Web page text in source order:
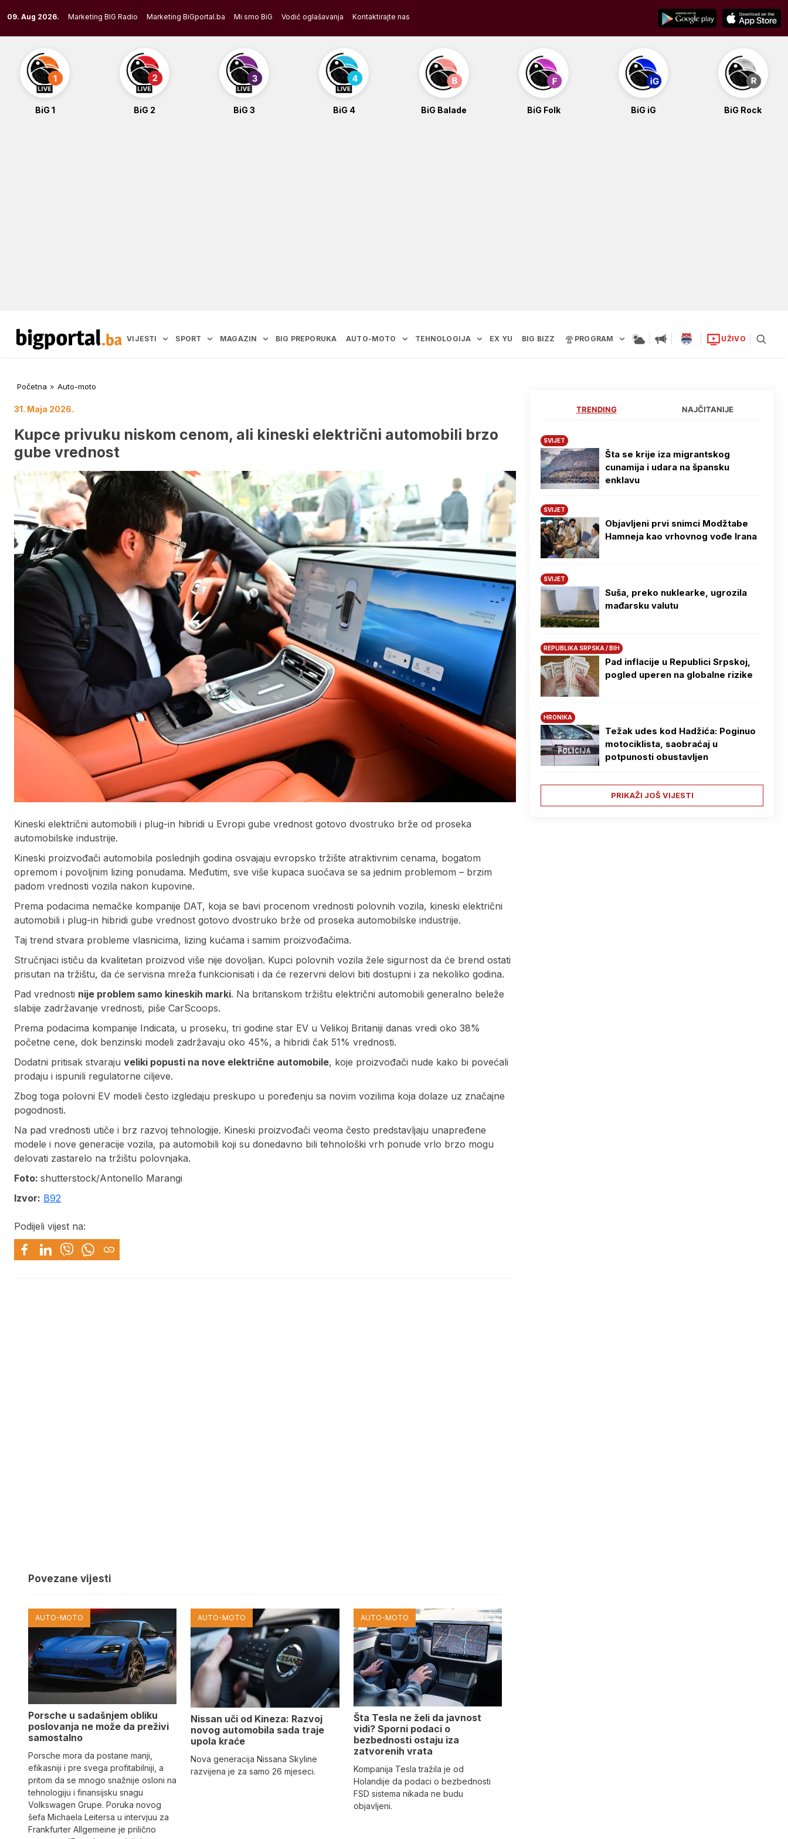
to
content
09. Aug 2026. Marketing BIG Radio Marketing BiGportal.ba Mi smo BiG Vodič oglašavanja Kontaktirajte nas
BiG 1 BiG 2 BiG 3 BiG 4 BiG Balade BiG Folk BiG iG BiG Rock
VIJESTI SPORT MAGAZIN BIG PREPORUKA AUTO-MOTO TEHNOLOGIJA EX YU BIG BIZZ PROGRAM UŽIVO
Početna » Auto-moto
31. Maja 2026.
Kupce privuku niskom cenom, ali kineski električni automobili brzo
gube vrednost
Kineski električni automobili i plug-in hibridi u Evropi gube vrednost gotovo dvostruko brže od proseka
automobilske industrije.
Kineski proizvođači automobila poslednjih godina osvajaju evropsko tržište atraktivnim cenama, bogatom
opremom i povoljnim lizing ponudama. Međutim, sve više kupaca suočava se sa jednim problemom – brzim
padom vrednosti vozila nakon kupovine.
Prema podacima nemačke kompanije DAT, koja se bavi procenom vrednosti polovnih vozila, kineski električni
automobili i plug-in hibridi gube vrednost gotovo dvostruko brže od proseka automobilske industrije.
Taj trend stvara probleme vlasnicima, lizing kućama i samim proizvođačima.
Stručnjaci ističu da kvalitetan proizvod više nije dovoljan. Kupci polovnih vozila žele sigurnost da će brend ostati
prisutan na tržištu, da će servisna mreža funkcionisati i da će rezervni delovi biti dostupni i za nekoliko godina.
Pad vrednosti nije problem samo kineskih marki. Na britanskom tržištu električni automobili generalno beleže
slabije zadržavanje vrednosti, piše CarScoops.
Prema podacima kompanije Indicata, u proseku, tri godine star EV u Velikoj Britaniji danas vredi oko 38%
početne cene, dok benzinski modeli zadržavaju oko 45%, a hibridi čak 51% vrednosti.
Dodatni pritisak stvaraju veliki popusti na nove električne automobile, koje proizvođači nude kako bi povećali
prodaju i ispunili regulatorne ciljeve.
Zbog toga polovni EV modeli često izgledaju preskupo u poređenju sa novim vozilima koja dolaze uz značajne
pogodnosti.
Na pad vrednosti utiče i brz razvoj tehnologije. Kineski proizvođači veoma često predstavljaju unapređene
modele i nove generacije vozila, pa automobili koji su donedavno bili tehnološki vrh ponude vrlo brzo mogu
delovati zastarelo na tržištu polovnjaka.
Foto: shutterstock/Antonello Marangi
Izvor: B92
Podijeli vijest na:
Povezane vijesti
AUTO-MOTO
Porsche u sadašnjem obliku
poslovanja ne može da preživi
samostalno
Porsche mora da postane manji,
efikasniji i pre svega profitabilniji, a
pritom da se mnogo snažnije osloni na
tehnologiju i finansijsku snagu
Volkswagen Grupe. Poruka novog
šefa Michaela Leitersa u intervjuu za
Frankfurter Allgemeine je prilično
AUTO-MOTO
Nissan uči od Kineza: Razvoj
novog automobila sada traje
upola kraće
Nova generacija Nissana Skyline
razvijena je za samo 26 mjeseci.
AUTO-MOTO
Šta Tesla ne želi da javnost
vidi? Sporni podaci o
bezbednosti ostaju iza
zatvorenih vrata
Kompanija Tesla tražila je od
Holandije da podaci o bezbednosti
FSD sistema nikada ne budu
objavljeni.
TRENDING NAJČITANIJE
SVIJET
Šta se krije iza migrantskog
cunamija i udara na špansku
enklavu
SVIJET
Objavljeni prvi snimci Modžtabe
Hamneja kao vrhovnog vođe Irana
SVIJET
Suša, preko nuklearke, ugrozila
mađarsku valutu
REPUBLIKA SRPSKA / BIH
Pad inflacije u Republici Srpskoj,
pogled uperen na globalne rizike
HRONIKA
Težak udes kod Hadžića: Poginuo
motociklista, saobraćaj u
potpunosti obustavljen
PRIKAŽI JOŠ VIJESTI